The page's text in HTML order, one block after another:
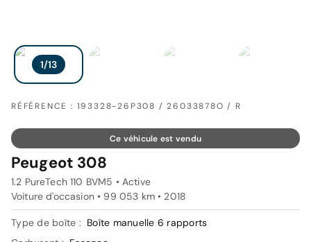
RÉFÉRENCE : 193328-26P308 / 26033878O / R
Ce véhicule est vendu
Peugeot 308
1.2 PureTech 110 BVM5 • Active
Voiture d'occasion • 99 053 km • 2018
Type de boîte : Boîte manuelle 6 rapports